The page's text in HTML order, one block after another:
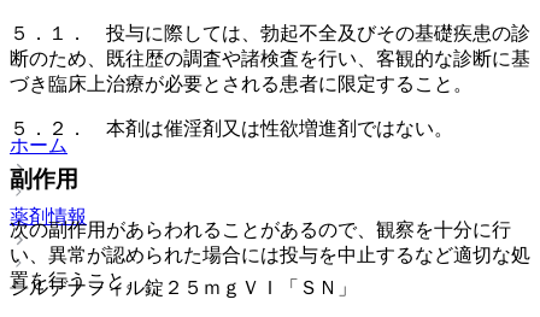
５．１． 投与に際しては、勃起不全及びその基礎疾患の診
断のため、既往歴の調査や諸検査を行い、客観的な診断に基
づき臨床上治療が必要とされる患者に限定すること。
５．２． 本剤は催淫剤又は性欲増進剤ではない。
副作用
次の副作用があらわれることがあるので、観察を十分に行
い、異常が認められた場合には投与を中止するなど適切な処
置を行うこと。
ホーム
薬剤情報
シルデナフィル錠２５ｍｇＶＩ「ＳＮ」